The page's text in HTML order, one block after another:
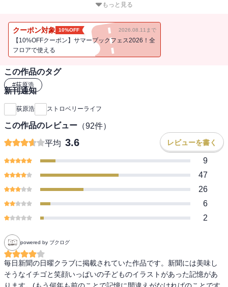
の手引き』と『いちご白書』(苺栽培の教本)。音信不通の間に、野菜
農家である父親は多額の設備投資をし、苺栽培を始めていたのだ!
後を継ぐことを迫る母親。しかし、恵介は東京の生活、グラフィッ
悪い。
37歳。人生の岐路に立たされた恵介は、試しに父親のハウスに生っ
た苺を囓る。 「あ。何これ。うまい。」
採れたての苺はいままで食べた苺のなかで一番甘くて、おいしかっ
た。
父親の苺に心を動かされ、恵介はしばらく実家を手伝うことを決意
する。
ところが、今度は東京にいる妻・美月との間にスキマができ始め......
甘い苺づくりに夢をかける望月農園の“甘くな～い”お仕事小説。
もっと見る
クーポン対象 10%OFF 2026.08.11まで
【10%OFFクーポン】サマーブックフェス2026！全
フロアで使える
この作品のタグ
#荻原浩
新刊通知
荻原浩 ストロベリーライフ
この作品のレビュー （92件）
平均 3.6 レビューを書く
9
47
26
6
2
powered by ブクログ
毎日新聞の日曜クラブに掲載されていた作品です。新聞には美味し
そうなイチゴと笑顔いっぱいの子どものイラストがあった記憶があ